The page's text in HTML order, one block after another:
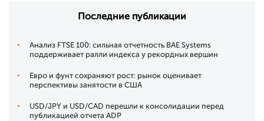
Последние публикации
Анализ FTSE 100: сильная отчетность BAE Systems
поддерживает ралли индекса у рекордных вершин
Евро и фунт сохраняют рост: рынок оценивает
перспективы занятости в США
USD/JPY и USD/CAD перешли к консолидации перед
публикацией отчета ADP